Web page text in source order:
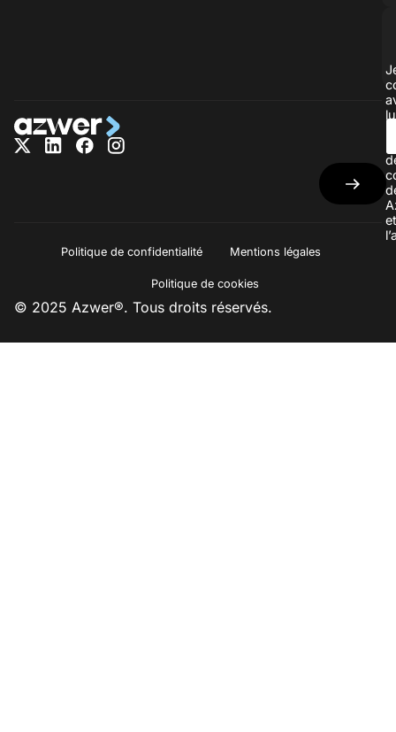
lu
et
© 2025 Azwer®. Tous droits réservés.
Politique de confidentialité Mentions légales
Politique de cookies